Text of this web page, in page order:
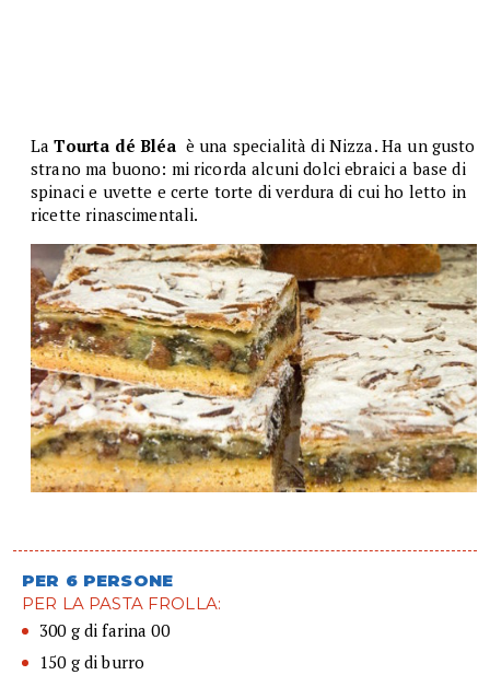
LaTourta dé Bléa è una specialità di Nizza. Ha un gusto
strano ma buono: mi ricorda alcuni dolci ebraici a base di
spinaci e uvette e certe torte di verdura di cui ho letto in
ricette rinascimentali.
PER 6 PERSONE
PER LA PASTA FROLLA:
300 g di farina 00
150 g di burro